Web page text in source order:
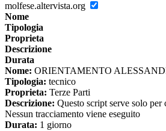
molfese.altervista.org
Nome
Tipologia
Proprieta
Descrizione
Durata
Nome: ORIENTAMENTO
Tipologia: tecnico
Proprieta: Terze Parti
Descrizione: Questo script serve solo per
Nessun tracciamento viene eseguito
Durata: 1 giorno